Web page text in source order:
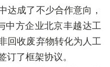
达成了不少合作意向，
中方企业北京丰越达工
回收废弃物转化为人工
订了框架协议。